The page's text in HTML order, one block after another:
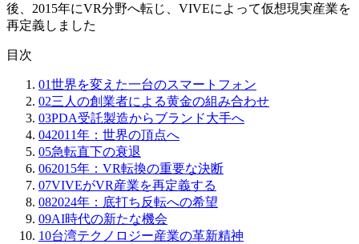
後、2015年にVR分野へ転じ、VIVEによって仮想現実産業を
再定義しました
目次
01世界を変えた一台のスマートフォン
02三人の創業者による黄金の組み合わせ
03PDA受託製造からブランド大手へ
042011年：世界の頂点へ
05急転直下の衰退
062015年：VR転換の重要な決断
07VIVEがVR産業を再定義する
082024年：底打ち反転への希望
09AI時代の新たな機会
10台湾テクノロジー産業の革新精神